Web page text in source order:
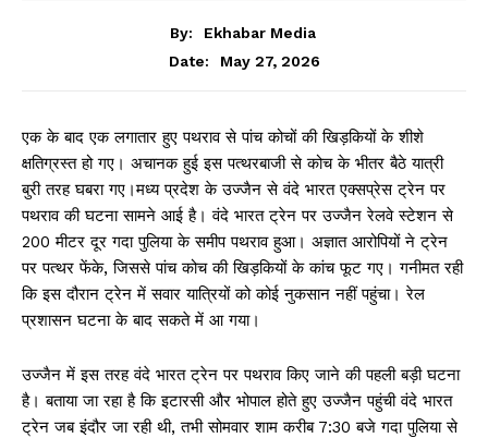
By:
Ekhabar Media
Date:
May 27, 2026
एक के बाद एक लगातार हुए पथराव से पांच कोचों की खिड़कियों के शीशे
क्षतिग्रस्त हो गए। अचानक हुई इस पत्थरबाजी से कोच के भीतर बैठे यात्री
बुरी तरह घबरा गए।मध्य प्रदेश के उज्जैन से वंदे भारत एक्सप्रेस ट्रेन पर
पथराव की घटना सामने आई है। वंदे भारत ट्रेन पर उज्जैन रेलवे स्टेशन से
200 मीटर दूर गदा पुलिया के समीप पथराव हुआ। अज्ञात आरोपियों ने ट्रेन
पर पत्थर फेंके, जिससे पांच कोच की खिड़कियों के कांच फूट गए। गनीमत रही
कि इस दौरान ट्रेन में सवार यात्रियों को कोई नुकसान नहीं पहुंचा। रेल
प्रशासन घटना के बाद सकते में आ गया।
उज्जैन में इस तरह वंदे भारत ट्रेन पर पथराव किए जाने की पहली बड़ी घटना
है। बताया जा रहा है कि इटारसी और भोपाल होते हुए उज्जैन पहुंची वंदे भारत
ट्रेन जब इंदौर जा रही थी, तभी सोमवार शाम करीब 7:30 बजे गदा पुलिया से